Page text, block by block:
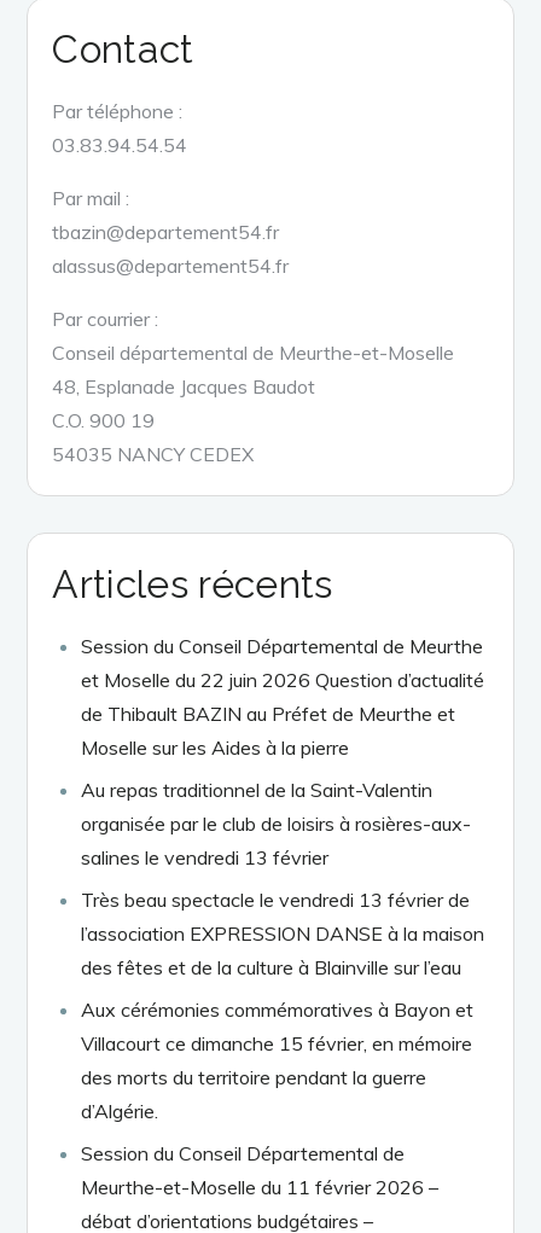
Contact
Par téléphone :
03.83.94.54.54
Par mail :
tbazin@departement54.fr
alassus@departement54.fr
Par courrier :
Conseil départemental de Meurthe-et-Moselle
48, Esplanade Jacques Baudot
C.O. 900 19
54035 NANCY CEDEX
Articles récents
Session du Conseil Départemental de Meurthe
et Moselle du 22 juin 2026 Question d’actualité
de Thibault BAZIN au Préfet de Meurthe et
Moselle sur les Aides à la pierre
Au repas traditionnel de la Saint-Valentin
organisée par le club de loisirs à rosières-aux-
salines le vendredi 13 février
Très beau spectacle le vendredi 13 février de
l’association EXPRESSION DANSE à la maison
des fêtes et de la culture à Blainville sur l’eau
Aux cérémonies commémoratives à Bayon et
Villacourt ce dimanche 15 février, en mémoire
des morts du territoire pendant la guerre
d’Algérie.
Session du Conseil Départemental de
Meurthe-et-Moselle du 11 février 2026 –
débat d’orientations budgétaires –